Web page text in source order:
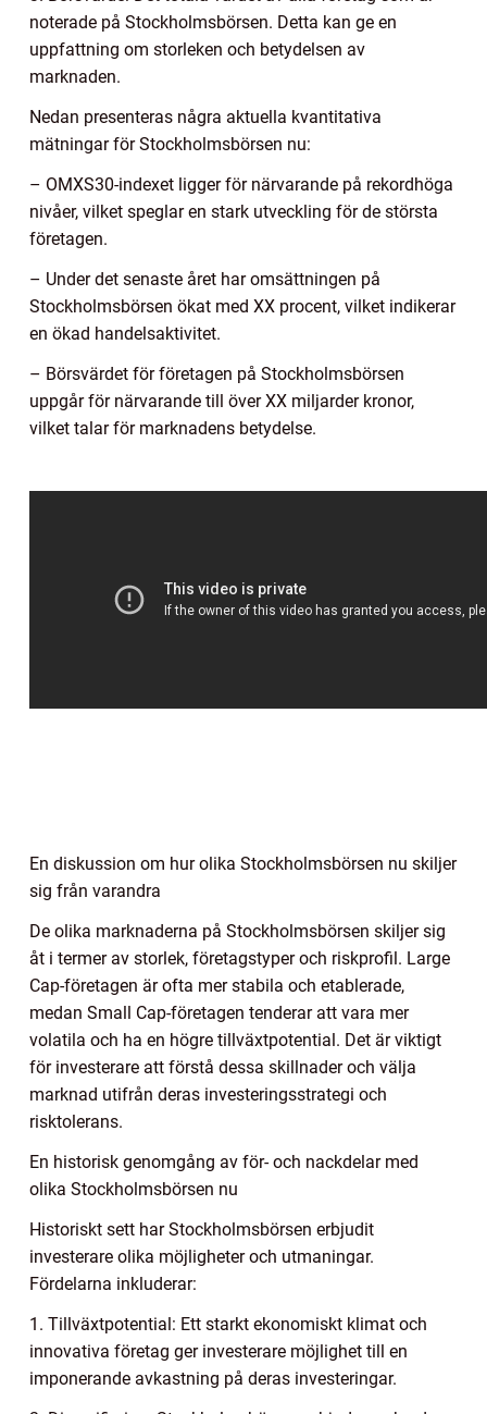
noterade på Stockholmsbörsen. Detta kan ge en
uppfattning om storleken och betydelsen av
marknaden.
Nedan presenteras några aktuella kvantitativa
mätningar för Stockholmsbörsen nu:
– OMXS30-indexet ligger för närvarande på rekordhöga
nivåer, vilket speglar en stark utveckling för de största
företagen.
– Under det senaste året har omsättningen på
Stockholmsbörsen ökat med XX procent, vilket indikerar
en ökad handelsaktivitet.
– Börsvärdet för företagen på Stockholmsbörsen
uppgår för närvarande till över XX miljarder kronor,
vilket talar för marknadens betydelse.
En diskussion om hur olika Stockholmsbörsen nu skiljer
sig från varandra
De olika marknaderna på Stockholmsbörsen skiljer sig
åt i termer av storlek, företagstyper och riskprofil. Large
Cap-företagen är ofta mer stabila och etablerade,
medan Small Cap-företagen tenderar att vara mer
volatila och ha en högre tillväxtpotential. Det är viktigt
för investerare att förstå dessa skillnader och välja
marknad utifrån deras investeringsstrategi och
risktolerans.
En historisk genomgång av för- och nackdelar med
olika Stockholmsbörsen nu
Historiskt sett har Stockholmsbörsen erbjudit
investerare olika möjligheter och utmaningar.
Fördelarna inkluderar:
1. Tillväxtpotential: Ett starkt ekonomiskt klimat och
innovativa företag ger investerare möjlighet till en
imponerande avkastning på deras investeringar.